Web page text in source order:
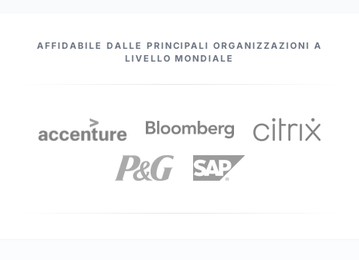
I NOSTRI PARTNER
AFFIDABILE DALLE PRINCIPALI ORGANIZZAZIONI A
LIVELLO MONDIALE